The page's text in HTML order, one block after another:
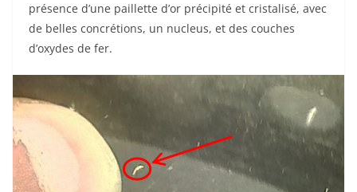
présence d’une paillette d’or précipité et cristalisé, avec
de belles concrétions, un nucleus, et des couches
d’oxydes de fer.